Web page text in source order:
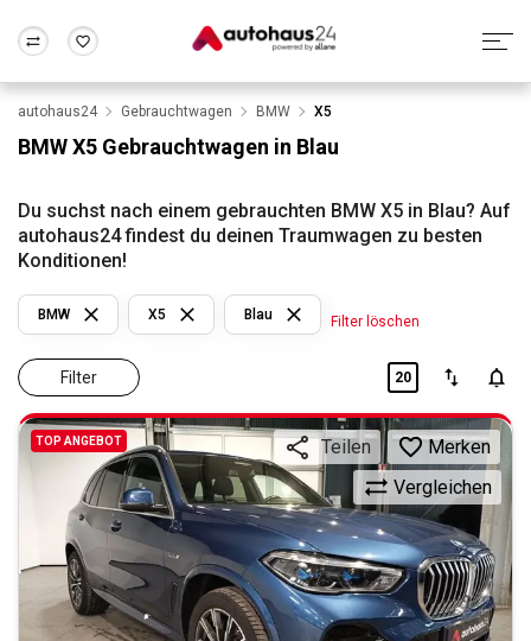
Wir bewerten dein Auto
Alle Fragen & Antworten
Rund um die Inzahlungnahme
Frankfurt Wuppertal
autohaus24 Gebrauchtwagen BMW X5
BMW X5 Gebrauchtwagen in Blau
Du suchst nach einem gebrauchten BMW X5 in Blau? Auf
autohaus24 findest du deinen Traumwagen zu besten
Konditionen!
Filter
BMW X5 Blau Filter löschen
20
TOP ANGEBOT
Vergleichen
Teilen Merken